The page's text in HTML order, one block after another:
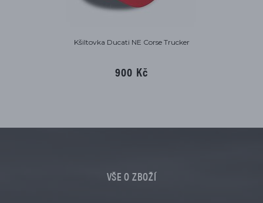
Kšiltovka Ducati NE Corse Trucker
900 Kč
VŠE O ZBOŽÍ